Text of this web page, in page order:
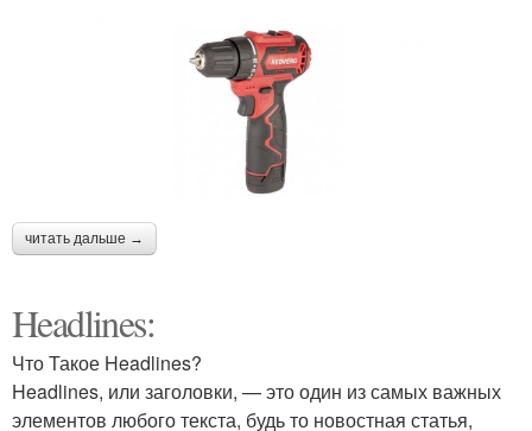
читать дальше →
Headlines:
Что Такое Headlines?
Headlines, или заголовки, — это один из самых важных
элементов любого текста, будь то новостная статья,